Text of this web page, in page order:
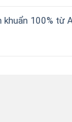
khuẩn 100% từ